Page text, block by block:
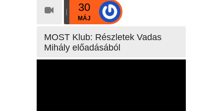
30
MÁJ
MOST Klub: Részletek Vadas
Mihály előadásából